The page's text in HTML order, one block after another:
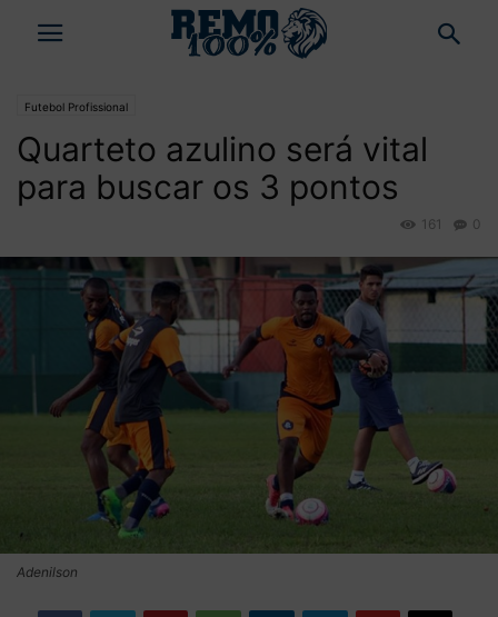
Futebol Profissional
Quarteto azulino será vital
para buscar os 3 pontos
0
161
Adenilson